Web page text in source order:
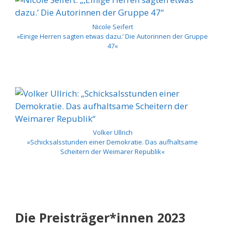
Nicole Seifert
»Einige Herren sagten etwas dazu.’ Die Autorinnen der Gruppe
47«
Volker Ullrich
»Schicksalsstunden einer Demokratie. Das aufhaltsame
Scheitern der Weimarer Republik«
Die Preisträger*innen 2023